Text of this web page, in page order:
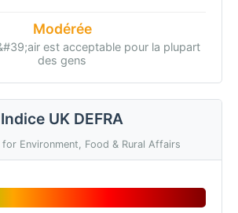
Modérée
est acceptable pour la plupart
des gens
Indice UK DEFRA
Environment, Food & Rural Affairs